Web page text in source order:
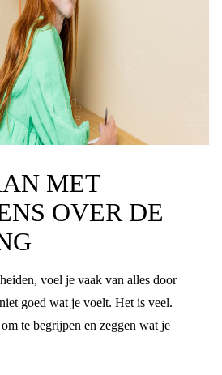
MET
OVER DE
voel je vaak van alles door
goed wat je voelt. Het is veel.
te begrijpen en zeggen wat je